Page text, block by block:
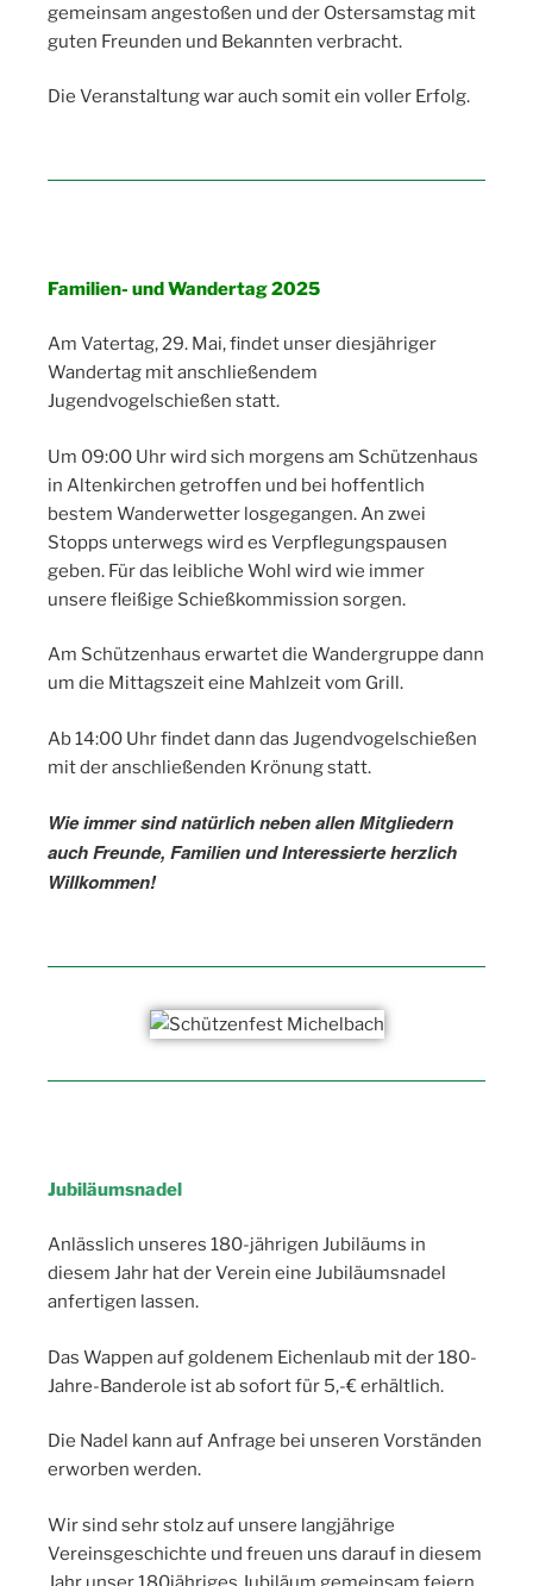
gemeinsam angestoßen und der Ostersamstag mit
guten Freunden und Bekannten verbracht.
Die Veranstaltung war auch somit ein voller Erfolg.
Familien- und Wandertag 2025
Am Vatertag, 29. Mai, findet unser diesjähriger
Wandertag mit anschließendem
Jugendvogelschießen statt.
Um 09:00 Uhr wird sich morgens am Schützenhaus
in Altenkirchen getroffen und bei hoffentlich
bestem Wanderwetter losgegangen. An zwei
Stopps unterwegs wird es Verpflegungspausen
geben. Für das leibliche Wohl wird wie immer
unsere fleißige Schießkommission sorgen.
Am Schützenhaus erwartet die Wandergruppe dann
um die Mittagszeit eine Mahlzeit vom Grill.
Ab 14:00 Uhr findet dann das Jugendvogelschießen
mit der anschließenden Krönung statt.
Wie immer sind natürlich neben allen Mitgliedern
auch Freunde, Familien und Interessierte herzlich
Willkommen!
Jubiläumsnadel
Anlässlich unseres 180-jährigen Jubiläums in
diesem Jahr hat der Verein eine Jubiläumsnadel
anfertigen lassen.
Das Wappen auf goldenem Eichenlaub mit der 180-
Jahre-Banderole ist ab sofort für 5,-€ erhältlich.
Die Nadel kann auf Anfrage bei unseren Vorständen
erworben werden.
Wir sind sehr stolz auf unsere langjährige
Vereinsgeschichte und freuen uns darauf in diesem